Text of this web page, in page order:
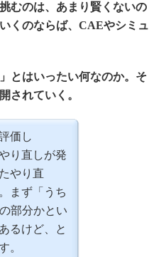
トリー4.0
ション
ンジャパン
ジメント
ュリティ
ナへの対応
むのは、あまり賢くないの
くのならば、CAEやシミュ
とはいったい何なのか。そ
されていく。
価し
り直しが発
やり直
まず「うち
部分かとい
るけど、と
。